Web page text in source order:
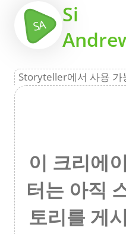
SA
Si
Storyteller에서 사용 가
이 크리에이
터는 아직
토리를 게시